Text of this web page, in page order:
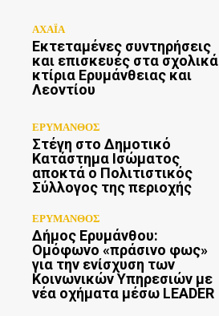
ΑΧΑΪΑ
Εκτεταμένες συντηρήσεις
και επισκευές στα σχολικά
κτίρια Ερυμάνθειας και
Λεοντίου
ΕΡΥΜΑΝΘΟΣ
Στέγη στο Δημοτικό
Κατάστημα Ισώματος
αποκτά ο Πολιτιστικός
Σύλλογος της περιοχής
ΕΡΥΜΑΝΘΟΣ
Δήμος Ερυμάνθου:
Ομόφωνο «πράσινο φως»
για την ενίσχυση των
Κοινωνικών Υπηρεσιών με
νέα οχήματα μέσω LEADER